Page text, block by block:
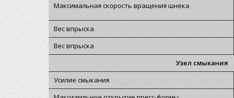
Максимальная скорость вращения шнека
Вес впрыска
Вес впрыска
Узел смыкания
Усилие смыкания